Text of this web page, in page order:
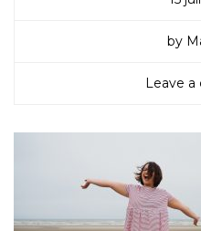
by
Leave